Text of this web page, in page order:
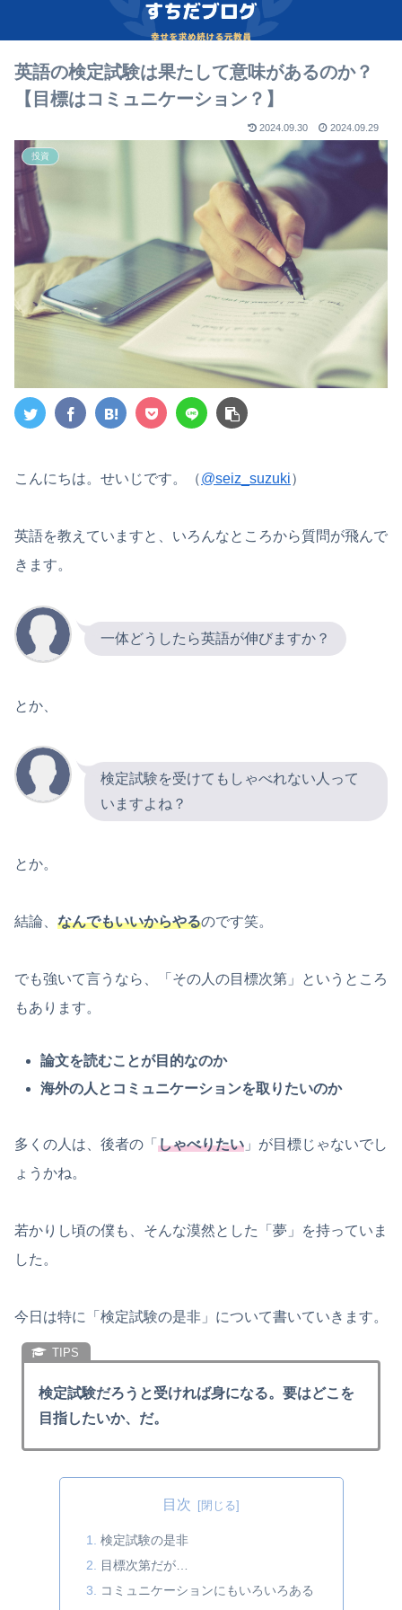
英語の検定試験は果たして意味があるのか？
【目標はコミュニケーション？】
2024.09.30 2024.09.29
投資
こんにちは。せいじです。（@seiz_suzuki）
英語を教えていますと、いろんなところから質問が飛んで
きます。
一体どうしたら英語が伸びますか？
とか、
検定試験を受けてもしゃべれない人って
いますよね？
とか。
結論、 なんでもいいからやるのです笑。
でも強いて言うなら、「その人の目標次第」というところ
もあります。
論文を読むことが目的なのか
海外の人とコミュニケーションを取りたいのか
多くの人は、後者の「 しゃべりたい 」が目標じゃないでし
ょうかね。
若かりし頃の僕も、そんな漠然とした「夢」を持っていま
した。
今日は特に「検定試験の是非」について書いていきます。
検定試験だろうと受ければ身になる。要はどこを
目指したいか、だ。
目次
検定試験の是非
目標次第だが…
コミュニケーションにもいろいろある